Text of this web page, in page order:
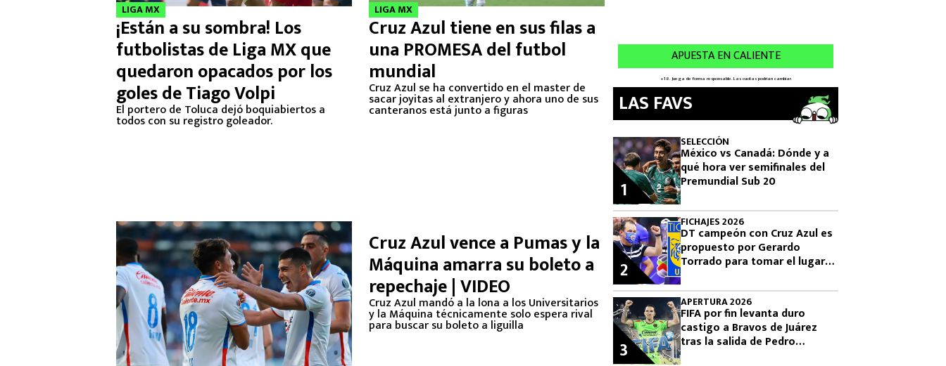
LIGA MX
¡Están a su sombra! Los
futbolistas de Liga MX que
quedaron opacados por los
goles de Tiago Volpi
El portero de Toluca dejó boquiabiertos a
todos con su registro goleador.
LIGA MX
Cruz Azul tiene en sus filas a
una PROMESA del futbol
mundial
Cruz Azul se ha convertido en el master de
sacar joyitas al extranjero y ahora uno de sus
canteranos está junto a figuras
Cruz Azul vence a Pumas y la
Máquina amarra su boleto a
repechaje | VIDEO
Cruz Azul mandó a la lona a los Universitarios
y la Máquina técnicamente solo espera rival
para buscar su boleto a liguilla
LAS FAVS
SELECCIÓN
México vs Canadá: Dónde y a
qué hora ver semifinales del
Premundial Sub 20
1
FICHAJES 2026
DT campeón con Cruz Azul es
propuesto por Gerardo
Torrado para tomar el lugar
2
APERTURA 2026
FIFA por fin levanta duro
castigo a Bravos de Juárez
tras la salida de Pedro
3